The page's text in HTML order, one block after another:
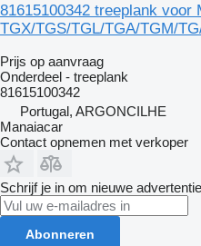
81615100342 treeplank voor
TGX/TGS/TGL/TGA/TGM/
Prijs op aanvraag
Onderdeel - treeplank
81615100342
Portugal, ARGONCILHE
Manaiacar
Contact opnemen met verkoper
Schrijf je in om nieuwe
Abonneren